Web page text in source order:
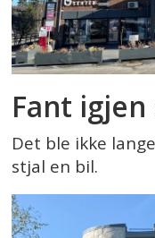
Fant
Det ble ikke
stjal en bil.